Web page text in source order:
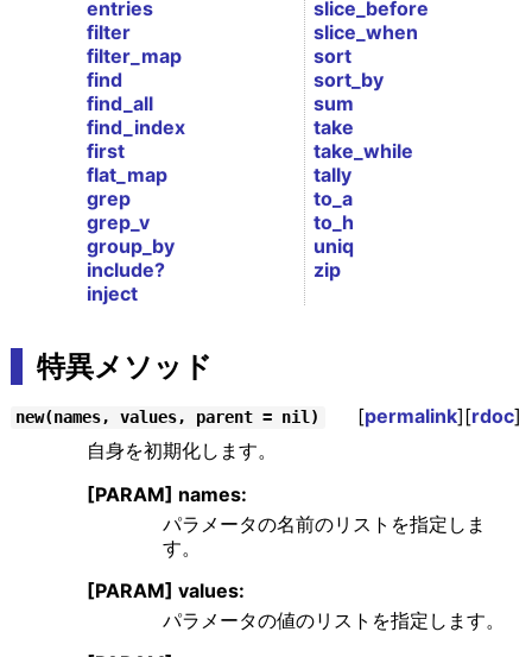
entries
filter
filter_map
find
find_all
find_index
first
flat_map
grep
grep_v
group_by
include?
inject
slice_before
slice_when
sort
sort_by
sum
take
take_while
tally
to_a
to_h
uniq
zip
特異メソッド
new(names, values, parent = nil) [permalink][rdoc]
自身を初期化します。
[PARAM] names:
パラメータの名前のリストを指定しま
す。
[PARAM] values:
パラメータの値のリストを指定します。